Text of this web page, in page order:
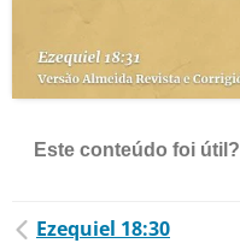
Este conteúdo foi útil?
Ezequiel 18:30